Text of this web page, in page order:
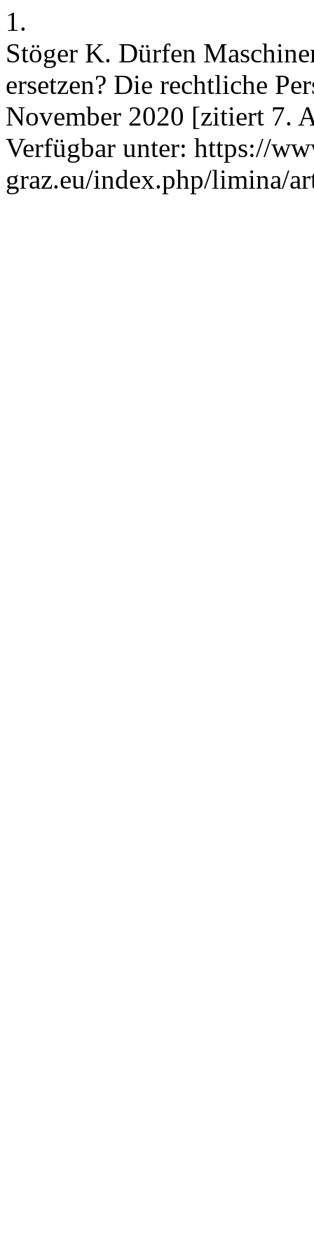
1.
Stöger K. Dürfen
ersetzen? Die rechtliche
November 2020 [zitiert 7.
Verfügbar unter: https://
graz.eu/index.php/limina/